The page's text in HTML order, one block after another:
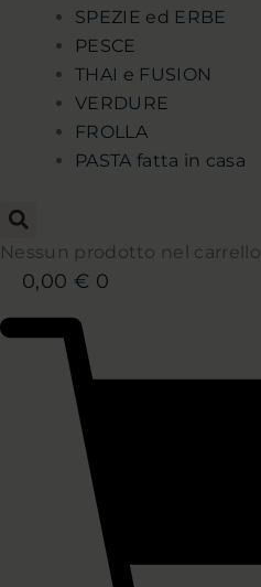
SPEZIE ed ERBE
PESCE
THAI e FUSION
VERDURE
FROLLA
PASTA fatta in casa
Nessun prodotto nel carrello.
0,00 € 0